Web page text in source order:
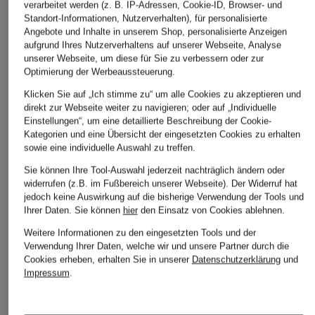
Marc O'Polo
Longsleeve
CHF 35
Ursprünglich:CHF 60
GANT
Longsleeve
CHF 90
CLOSED
Longsleeve
Weitere Kategorien
Abendkleider
Kleider
verarbeitet werden (z. B. IP-Adressen, Cookie-ID, Browser- und
Standort-Informationen, Nutzerverhalten), für personalisierte
Angebote und Inhalte in unserem Shop, personalisierte Anzeigen
aufgrund Ihres Nutzerverhaltens auf unserer Webseite, Analyse
unserer Webseite, um diese für Sie zu verbessern oder zur
Optimierung der Werbeaussteuerung.
Klicken Sie auf „Ich stimme zu“ um alle Cookies zu akzeptieren und
direkt zur Webseite weiter zu navigieren; oder auf „Individuelle
Einstellungen“, um eine detaillierte Beschreibung der Cookie-
Kategorien und eine Übersicht der eingesetzten Cookies zu erhalten
sowie eine individuelle Auswahl zu treffen.
Sie können Ihre Tool-Auswahl jederzeit nachträglich ändern oder
widerrufen (z.B. im Fußbereich unserer Webseite). Der Widerruf hat
jedoch keine Auswirkung auf die bisherige Verwendung der Tools und
Ihrer Daten. Sie können hierden Einsatz von Cookies ablehnen.
Weitere Informationen zu den eingesetzten Tools und der
Verwendung Ihrer Daten, welche wir und unsere Partner durch die
Cookies erheben, erhalten Sie in unserer Datenschutzerklärungund
Impressum.